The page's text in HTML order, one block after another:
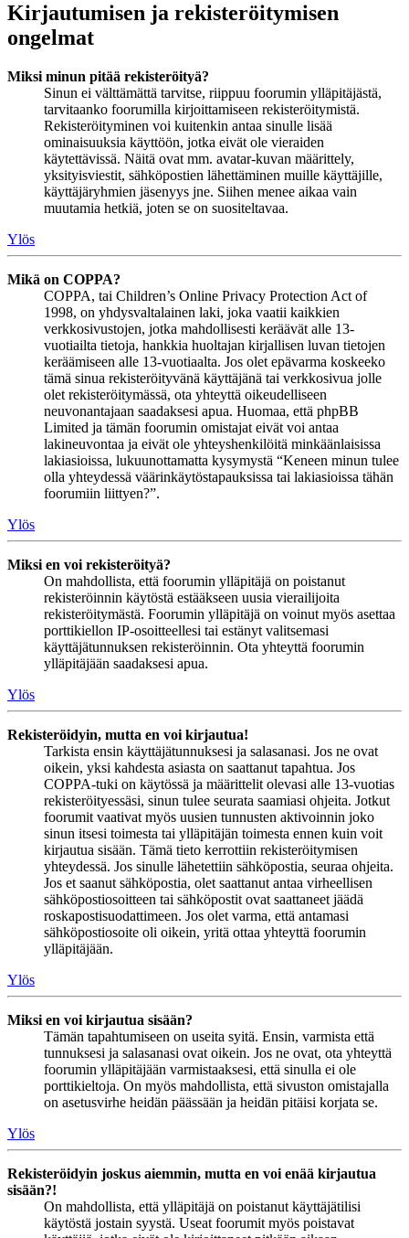
Kirjautumisen ja rekisteröitymisen
ongelmat
Miksi minun pitää rekisteröityä?
Sinun ei välttämättä tarvitse, riippuu foorumin ylläpitäjästä,
tarvitaanko foorumilla kirjoittamiseen rekisteröitymistä.
Rekisteröityminen voi kuitenkin antaa sinulle lisää
ominaisuuksia käyttöön, jotka eivät ole vieraiden
käytettävissä. Näitä ovat mm. avatar-kuvan määrittely,
yksityisviestit, sähköpostien lähettäminen muille käyttäjille,
käyttäjäryhmien jäsenyys jne. Siihen menee aikaa vain
muutamia hetkiä, joten se on suositeltavaa.
Ylös
Mikä on COPPA?
COPPA, tai Children’s Online Privacy Protection Act of
1998, on yhdysvaltalainen laki, joka vaatii kaikkien
verkkosivustojen, jotka mahdollisesti keräävät alle 13-
vuotiailta tietoja, hankkia huoltajan kirjallisen luvan tietojen
keräämiseen alle 13-vuotiaalta. Jos olet epävarma koskeeko
tämä sinua rekisteröityvänä käyttäjänä tai verkkosivua jolle
olet rekisteröitymässä, ota yhteyttä oikeudelliseen
neuvonantajaan saadaksesi apua. Huomaa, että phpBB
Limited ja tämän foorumin omistajat eivät voi antaa
lakineuvontaa ja eivät ole yhteyshenkilöitä minkäänlaisissa
lakiasioissa, lukuunottamatta kysymystä “Keneen minun tulee
olla yhteydessä väärinkäytöstapauksissa tai lakiasioissa tähän
foorumiin liittyen?”.
Ylös
Miksi en voi rekisteröityä?
On mahdollista, että foorumin ylläpitäjä on poistanut
rekisteröinnin käytöstä estääkseen uusia vierailijoita
rekisteröitymästä. Foorumin ylläpitäjä on voinut myös asettaa
porttikiellon IP-osoitteellesi tai estänyt valitsemasi
käyttäjätunnuksen rekisteröinnin. Ota yhteyttä foorumin
ylläpitäjään saadaksesi apua.
Ylös
Rekisteröidyin, mutta en voi kirjautua!
Tarkista ensin käyttäjätunnuksesi ja salasanasi. Jos ne ovat
oikein, yksi kahdesta asiasta on saattanut tapahtua. Jos
COPPA-tuki on käytössä ja määrittelit olevasi alle 13-vuotias
rekisteröityessäsi, sinun tulee seurata saamiasi ohjeita. Jotkut
foorumit vaativat myös uusien tunnusten aktivoinnin joko
sinun itsesi toimesta tai ylläpitäjän toimesta ennen kuin voit
kirjautua sisään. Tämä tieto kerrottiin rekisteröitymisen
yhteydessä. Jos sinulle lähetettiin sähköpostia, seuraa ohjeita.
Jos et saanut sähköpostia, olet saattanut antaa virheellisen
sähköpostiosoitteen tai sähköpostit ovat saattaneet jäädä
roskapostisuodattimeen. Jos olet varma, että antamasi
sähköpostiosoite oli oikein, yritä ottaa yhteyttä foorumin
ylläpitäjään.
Ylös
Miksi en voi kirjautua sisään?
Tämän tapahtumiseen on useita syitä. Ensin, varmista että
tunnuksesi ja salasanasi ovat oikein. Jos ne ovat, ota yhteyttä
foorumin ylläpitäjään varmistaaksesi, että sinulla ei ole
porttikieltoja. On myös mahdollista, että sivuston omistajalla
on asetusvirhe heidän päässään ja heidän pitäisi korjata se.
Ylös
Rekisteröidyin joskus aiemmin, mutta en voi enää kirjautua
sisään?!
On mahdollista, että ylläpitäjä on poistanut käyttäjätilisi
käytöstä jostain syystä. Useat foorumit myös poistavat